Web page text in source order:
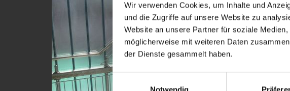
Wir verwenden Cookies, um Inhalte und
und die Zugriffe auf unsere Website zu
Website an unsere Partner für soziale
möglicherweise mit weiteren Daten
der Dienste gesammelt haben.
Einwilligungsauswahl